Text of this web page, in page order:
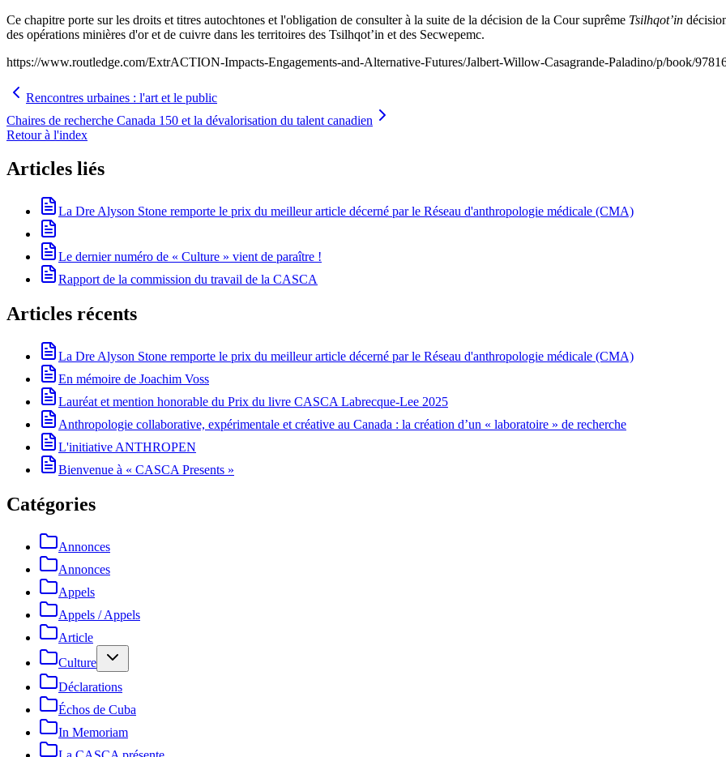
Ce chapitre porte sur les droits et titres autochtones et l'obligation de consulter à la suite de la décision de la Cour suprême Tsilhqot’in
des opérations minières d'or et de cuivre dans les territoires des Tsilhqot’in et des Secwepemc.
https://www.routledge.com/ExtrACTION-Impacts-Engagements-and-Alternative-Futures/Jalbert-Willow-Casagrande-Paladino/p/book/
Rencontres urbaines : l'art et le public
Chaires de recherche Canada 150 et la dévalorisation du talent canadien
Retour à l'index
Articles liés
La Dre Alyson Stone remporte le prix du meilleur article décerné par le Réseau d'anthropologie médicale (CMA)
Le dernier numéro de « Culture » vient de paraître !
Rapport de la commission du travail de la CASCA
Articles récents
La Dre Alyson Stone remporte le prix du meilleur article décerné par le Réseau d'anthropologie médicale (CMA)
En mémoire de Joachim Voss
Lauréat et mention honorable du Prix du livre CASCA Labrecque-Lee 2025
Anthropologie collaborative, expérimentale et créative au Canada : la création d’un « laboratoire » de recherche
L'initiative ANTHROPEN
Bienvenue à « CASCA Presents »
Catégories
Annonces
Annonces
Appels
Appels / Appels
Article
Culture
Déclarations
Échos de Cuba
In Memoriam